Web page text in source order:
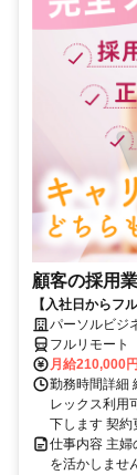
顧客の採用
【入社日からフ
パーソルビジ
フルリモート
月給210,000
勤務時間詳細
レックス利用
下します 契約
仕事内容 主婦
を活かしませ